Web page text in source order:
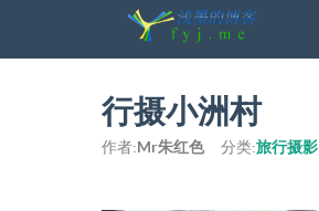
行摄小洲村
作者:Mr朱红色 分类:旅行摄影